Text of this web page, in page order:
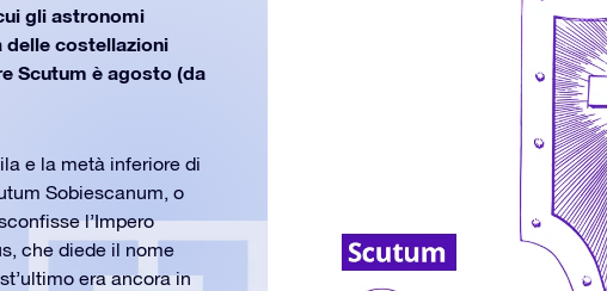
gli astronomi
delle costellazioni
Scutum è agosto (da
e la metà inferiore di
Sobiescanum, o
l’Impero
che diede il nome
era ancora in